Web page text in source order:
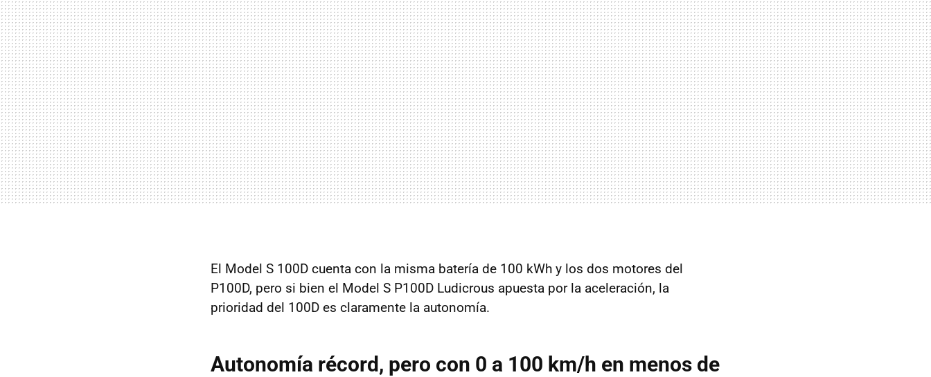
El Model S 100D cuenta con la misma batería de 100 kWh y los dos motores del
P100D, pero si bien el Model S P100D Ludicrous apuesta por la aceleración, la
prioridad del 100D es claramente la autonomía.
Autonomía récord, pero con 0 a 100 km/h en menos de